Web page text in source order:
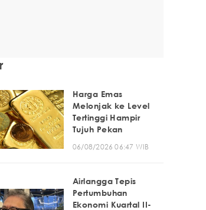
Harga Emas
Melonjak ke Level
Tertinggi Hampir
Tujuh Pekan
06/08/2026 06:47 WIB
Airlangga Tepis
Pertumbuhan
Ekonomi Kuartal II-